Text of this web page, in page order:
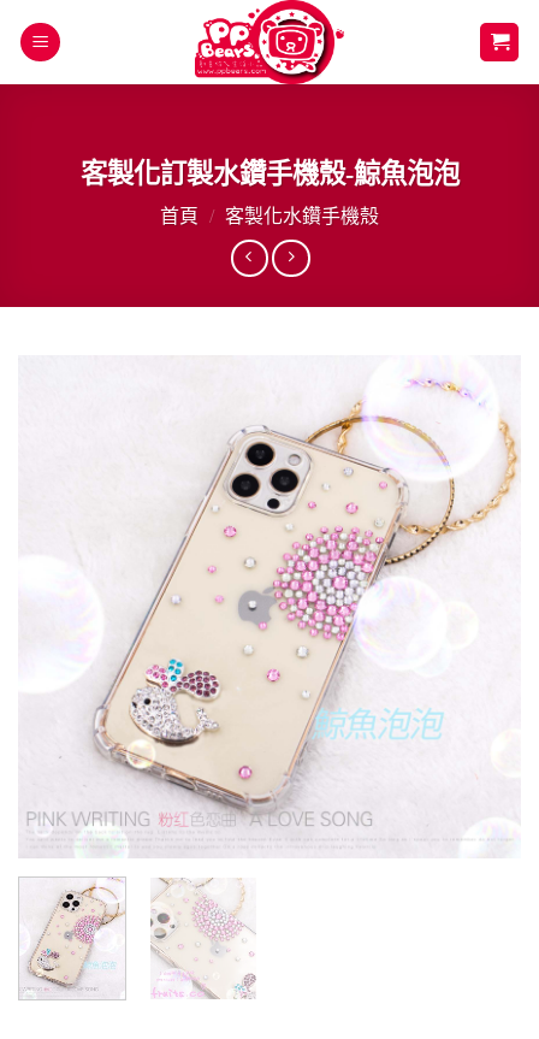
客製化訂製水鑽手機殼-鯨魚泡泡
首頁 / 客製化水鑽手機殼